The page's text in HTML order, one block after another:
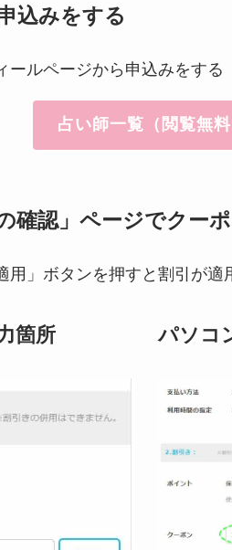
込みをする
ールページから申込みをする
占い師一覧（閲覧無
確認」ページでクー
用」ボタンを押すと割引が適
箇所 パソコ